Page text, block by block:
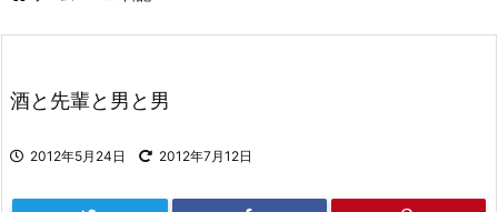
酒と先輩と男と男
2012年5月24日 2012年7月12日